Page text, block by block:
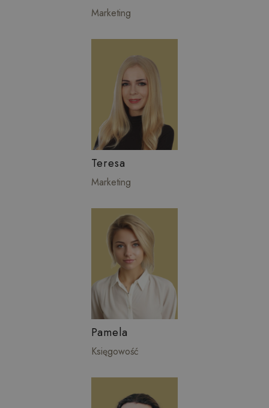
Marketing
Teresa
Marketing
Pamela
Księgowość